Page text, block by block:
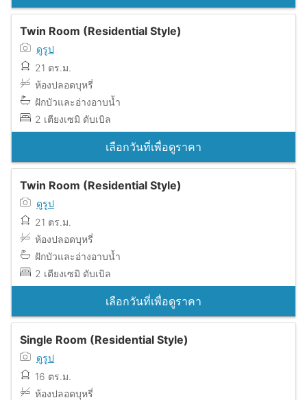
Twin Room (Residential Style)
ดูรูป
21 ตร.ม.
ห้องปลอดบุหรี่
ฝักบัวและอ่างอาบน้ำ
2 เตียงเซมิ ดับเบิล
เลือกวันที่เพื่อดูราคา
Twin Room (Residential Style)
ดูรูป
21 ตร.ม.
ห้องปลอดบุหรี่
ฝักบัวและอ่างอาบน้ำ
2 เตียงเซมิ ดับเบิล
เลือกวันที่เพื่อดูราคา
Single Room (Residential Style)
ดูรูป
16 ตร.ม.
ห้องปลอดบุหรี่